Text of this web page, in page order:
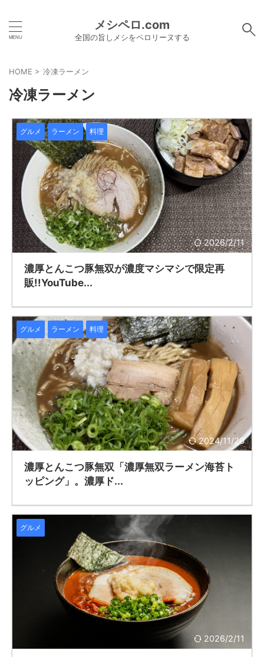
メシペロ.com
全国の旨しメシをペロリーヌする
HOME > 冷凍ラーメン
冷凍ラーメン
2026/2/11
グルメ ラーメン 料理
濃厚とんこつ豚無双が濃度マシマシで限定再
販!!YouTube...
2024/11/20
グルメ ラーメン 料理
濃厚とんこつ豚無双「濃厚無双ラーメン海苔ト
ッピング」。濃厚ド...
2026/2/11
グルメ